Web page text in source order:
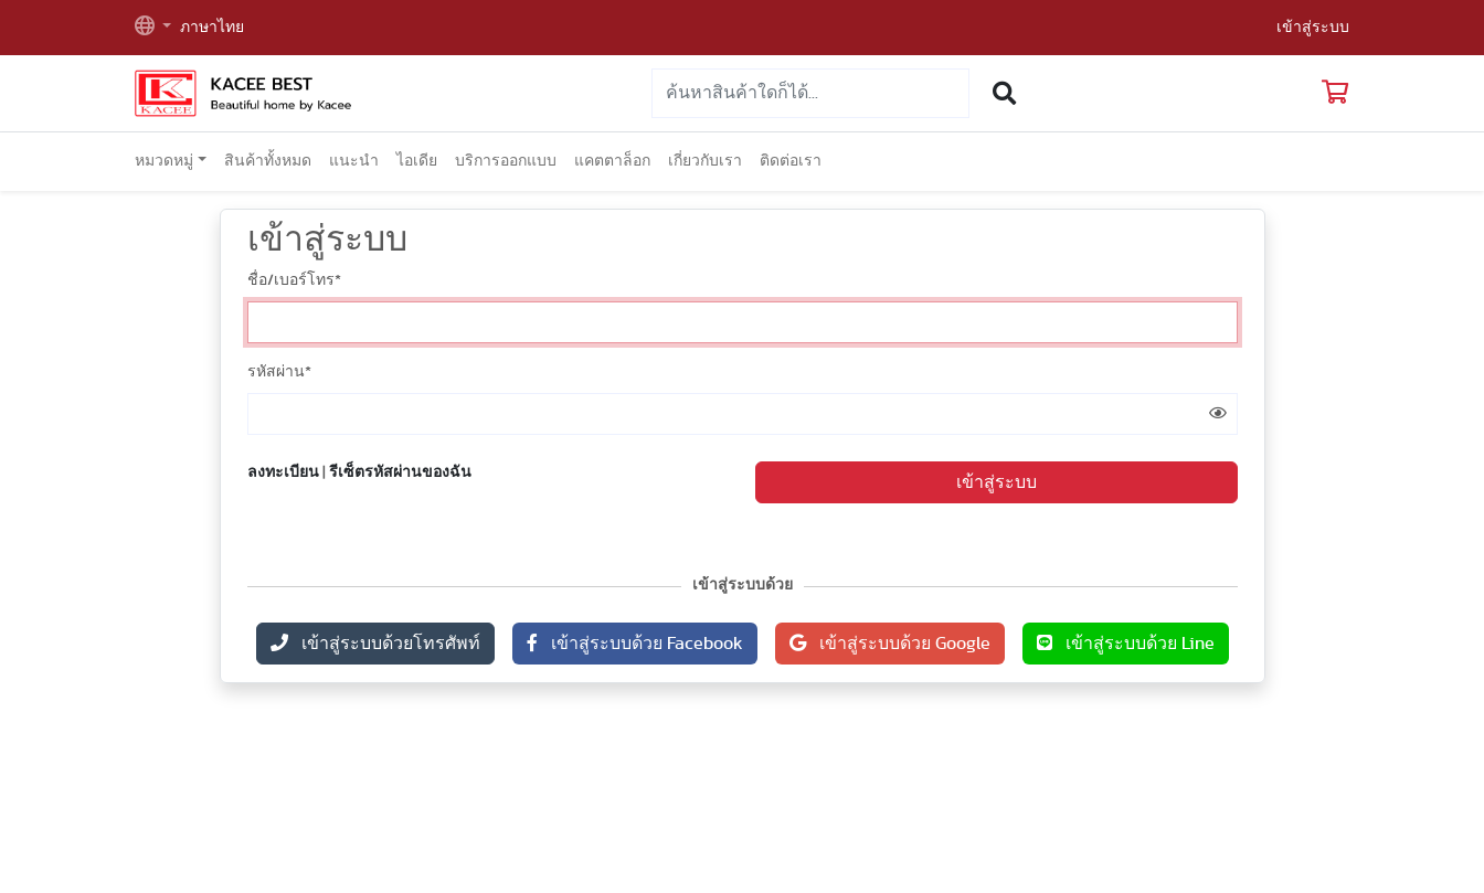
ภาษาไทย เข้าสู่ระบบ
หมวดหมู่ สินค้าทั้งหมด แนะนำ ไอเดีย บริการออกแบบ แคตตาล็อก เกี่ยวกับเรา ติดต่อเรา
เข้าสู่ระบบ
ชื่อ/เบอร์โทร*
รหัสผ่าน*
ลงทะเบียน| รีเซ็ตรหัสผ่านของฉัน
เข้าสู่ระบบ
เข้าสู่ระบบด้วย
เข้าสู่ระบบด้วยโทรศัพท์ เข้าสู่ระบบด้วย Facebook เข้าสู่ระบบด้วย Google เข้าสู่ระบบด้วย Line